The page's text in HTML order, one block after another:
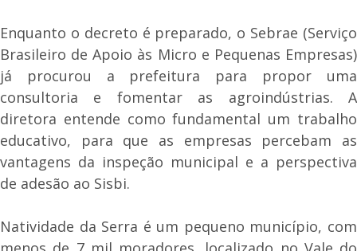
Enquanto o decreto é preparado, o Sebrae (Serviço
Brasileiro de Apoio às Micro e Pequenas Empresas)
já procurou a prefeitura para propor uma
consultoria e fomentar as agroindústrias. A
diretora entende como fundamental um trabalho
educativo, para que as empresas percebam as
vantagens da inspeção municipal e a perspectiva
de adesão ao Sisbi.
Natividade da Serra é um pequeno município, com